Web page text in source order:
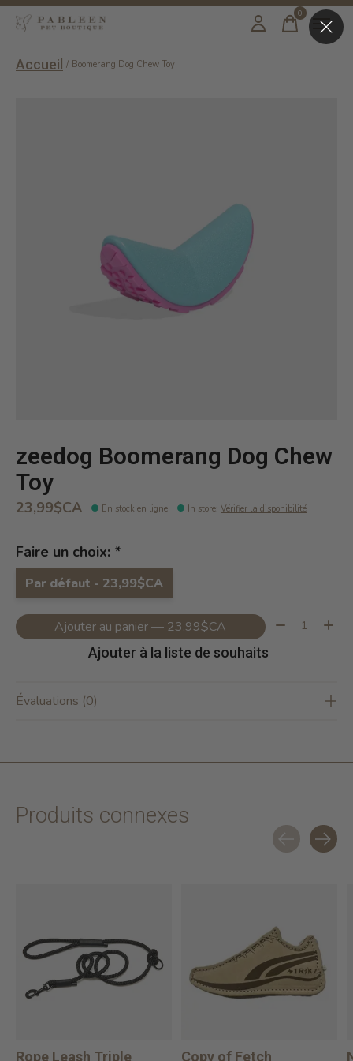
0items
Accueil / Boomerang Dog Chew Toy
zeedog Boomerang Dog Chew
Toy
23,99$CA En stock en ligne In store:Vérifier la disponibilité
Faire un choix: *
Par défaut - 23,99$CA
Ajouter au panier — 23,99$CA Quantité:
Ajouter à la liste de souhaits
Évaluations (0)
Produits connexes
Rope Leash Triple
Copy of Fetch